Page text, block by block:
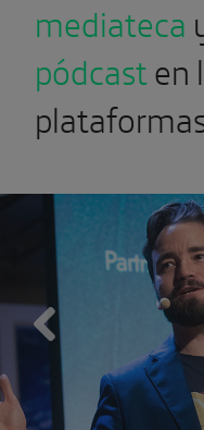
mediateca
pódcasten